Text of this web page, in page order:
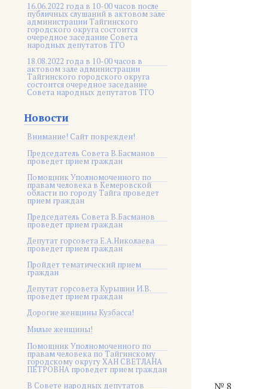
16.06.2022 года в 10-00 часов после
публичных слушаний в актовом зале
администрации Тайгинского
городского округа состоится
очередное заседание Совета
народных депутатов ТГО
18.08.2022 года в 10-00 часов в
актовом зале администрации
Тайгинского городского округа
состоится очередное заседание
Совета народных депутатов ТГО
Новости
Внимание! Сайт поврежден!
Председатель Совета В.Басманов
проведет прием граждан
Помощник Уполномоченного по
правам человека в Кемеровской
области по городу Тайга проведет
прием граждан
Председатель Совета В.Басманов
проведет прием граждан
Депутат горсовета Е.А.Николаева
проведет прием граждан
Пройдет тематический прием
граждан
Депутат горсовета Курышин И.В.
проведет прием граждан
Дорогие женщины Кузбасса!
Милые женщины!
Помощник Уполномоченного по
правам человека по Тайгинскому
городскому округу ХАН СВЕТЛАНА
ПЕТРОВНА проведет прием граждан
В Совете народных депутатов
№ 8